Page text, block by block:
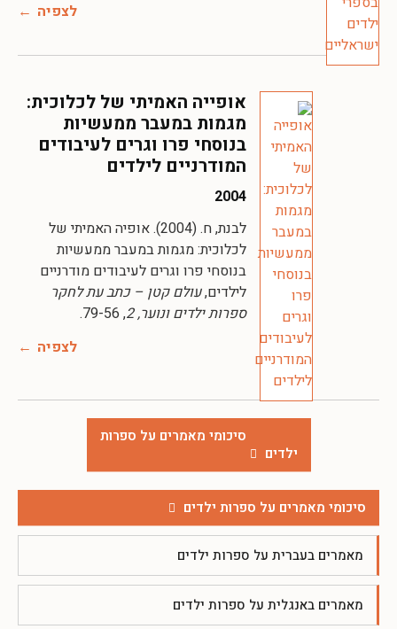
סיכומי מאמרים על ספרות ילדים
מאמרים בעברית על ספרות ילדים
מאמרים באנגלית על ספרות ילדים
לצפיה
אופייה האמיתי של לכלוכית:
מגמות במעבר ממעשיות
בנוסחי פרו וגרים לעיבודים
המודרניים לילדים
2004
לבנת, ח. (2004). אופיה האמיתי של
לכלוכית: מגמות במעבר ממעשיות
בנוסחי פרו וגרים לעיבודים מודרניים
לילדים,עולם קטן – כתב עת לחקר
ספרות ילדים ונוער, 2 , 79-56.
לצפיה
סיכומי מאמרים על ספרות
ילדים